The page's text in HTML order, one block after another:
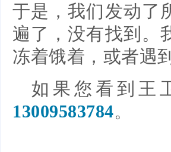
于是，我们发动了
遍了，没有找到。
冻着饿着，或者遇
如果您看到王
13009583784。